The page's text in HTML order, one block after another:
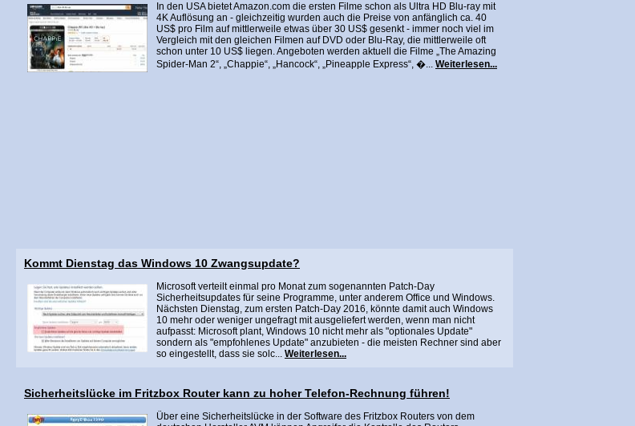
In den USA bietet Amazon.com die ersten Filme schon als Ultra HD Blu-ray mit
4K Auflösung an - gleichzeitig wurden auch die Preise von anfänglich ca. 40
US$ pro Film auf mittlerweile etwas über 30 US$ gesenkt - immer noch viel im
Vergleich mit den gleichen Filmen auf DVD oder Blu-Ray, die mittlerweile oft
schon unter 10 US$ liegen. Angeboten werden aktuell die Filme „The Amazing
Spider-Man 2“, „Chappie“, „Hancock“, „Pineapple Express“, �... Weiterlesen...
Kommt Dienstag das Windows 10 Zwangsupdate?
Microsoft verteilt einmal pro Monat zum sogenannten Patch-Day
Sicherheitsupdates für seine Programme, unter anderem Office und Windows.
Nächsten Dienstag, zum ersten Patch-Day 2016, könnte damit auch Windows
10 mehr oder weniger ungefragt mit ausgeliefert werden, wenn man nicht
aufpasst: Microsoft plant, Windows 10 nicht mehr als "optionales Update"
sondern als "empfohlenes Update" anzubieten - die meisten Rechner sind aber
so eingestellt, dass sie solc... Weiterlesen...
Sicherheitslücke im Fritzbox Router kann zu hoher Telefon-Rechnung führen!
Über eine Sicherheitslücke in der Software des Fritzbox Routers von dem